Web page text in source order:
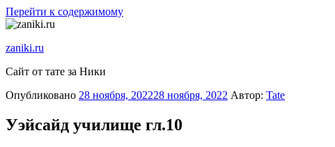
Перейти к содержимому
zaniki.ru
Сайт от тате за Ники
Опубликовано 28 ноября, 202228 ноября, 2022 Автор: Tate
Уэйсайд училище гл.10